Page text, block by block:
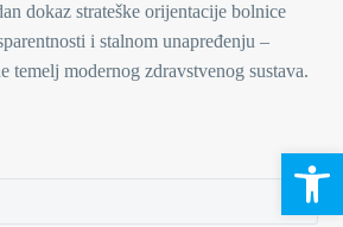
dokaz strateške orijentacije bolnice
i stalnom unapređenju –
temelj modernog zdravstvenog sustava.